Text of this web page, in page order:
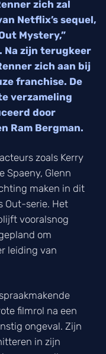
zich zal
Netflix’s sequel,
Mystery,”
Na zijn terugkeer
zich aan bij
franchise. De
verzameling
door
Ram Bergman.
zoals Kerry
Spaeny, Glenn
maken in dit
Out-serie. Het
vooralsnog
om
leiding van
filmrol na een
ongeval. Zijn
in zijn